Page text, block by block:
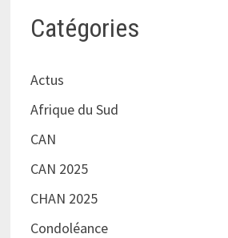
Catégories
Actus
Afrique du Sud
CAN
CAN 2025
CHAN 2025
Condoléance